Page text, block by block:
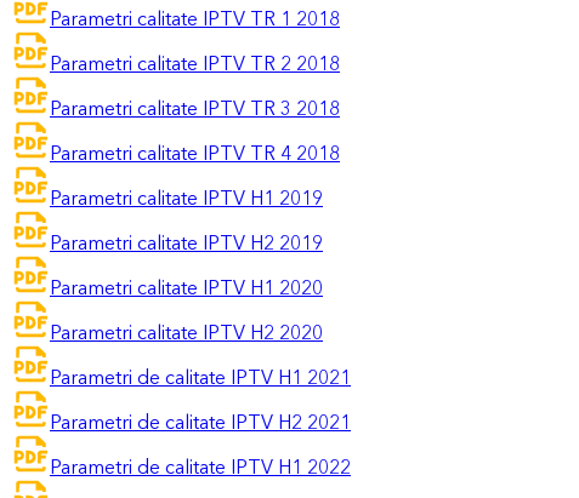
Parametri calitate IPTV TR 1 2018
Parametri calitate IPTV TR 2 2018
Parametri calitate IPTV TR 3 2018
Parametri calitate IPTV TR 4 2018
Parametri calitate IPTV H1 2019
Parametri calitate IPTV H2 2019
Parametri calitate IPTV H1 2020
Parametri calitate IPTV H2 2020
Parametri de calitate IPTV H1 2021
Parametri de calitate IPTV H2 2021
Parametri de calitate IPTV H1 2022